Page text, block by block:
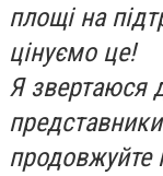
площі на
цінуємо це!
Я звертаюся
продовжуйте